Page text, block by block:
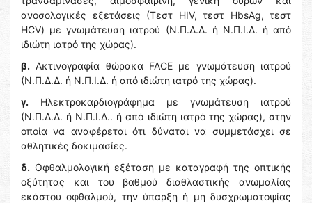
ανοσολογικές εξετάσεις (Τεστ HIV, τεστ HbsAg, τεστ
HCV) με γνωμάτευση ιατρού (Ν.Π.Δ.Δ. ή Ν.Π.Ι.Δ. ή από
ιδιώτη ιατρό της χώρας).
β. Ακτινογραφία θώρακα FACE με γνωμάτευση ιατρού
(Ν.Π.Δ.Δ. ή Ν.Π.Ι.Δ. ή από ιδιώτη ιατρό της χώρας).
γ. Ηλεκτροκαρδιογράφημα με γνωμάτευση ιατρού
(Ν.Π.Δ.Δ. ή Ν.Π.Ι.Δ.. ή από ιδιώτη ιατρό της χώρας), στην
οποία να αναφέρεται ότι δύναται να συμμετάσχει σε
αθλητικές δοκιμασίες.
δ. Οφθαλμολογική εξέταση με καταγραφή της οπτικής
οξύτητας και του βαθμού διαθλαστικής ανωμαλίας
εκάστου οφθαλμού, την ύπαρξη ή μη δυσχρωματοψίας